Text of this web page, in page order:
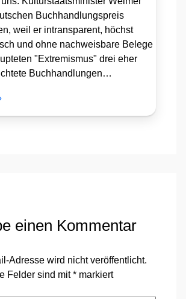
Buchhandlungspreis
weil er intransparent, höchst
und ohne nachweisbare Belege
"Extremismus" drei eher
Buchhandlungen…
einen Kommentar
Adresse wird nicht veröffentlicht.
Felder sind mit* markiert